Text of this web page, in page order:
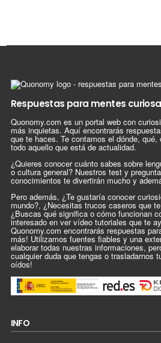
Respuestas para mentes
Quonomy.com es un portal web con
más inquietas. Aquí encontrarás
que te haces. Te contamos el dónde,
todo aquello que está de actualidad.
¿Quieres conocer cuánto sabes sobre
o cultura general? Nuestros test y
conocimientos te divertirán mucho y
Pero además, ¿Te gustaría conocer
mundo?, ¿Necesitas trucos caseros que
¿Buscas qué significa o cómo funcionan
interesado en ver vídeo tutoriales que te
Quonomy.com encontrarás respuestas
más! Utilizamos fuentes fiables y una
elaborar todas nuestras informaciones,
cualquier duda que tengas o trasladarnos
oídos!
INFO